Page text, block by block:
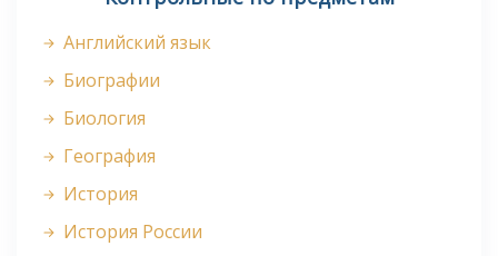
Английский язык
Биографии
Биология
География
История
История России